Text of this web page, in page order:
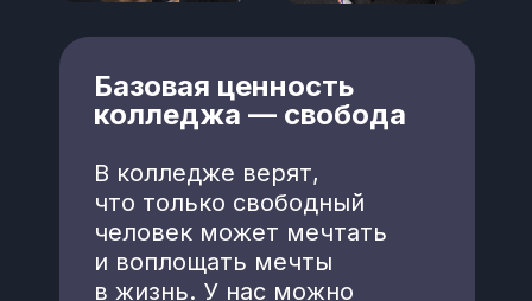
Базовая ценность
колледжа — свобода
В колледже верят,
что только свободный
человек может мечтать
и воплощать мечты
в жизнь. У нас можно